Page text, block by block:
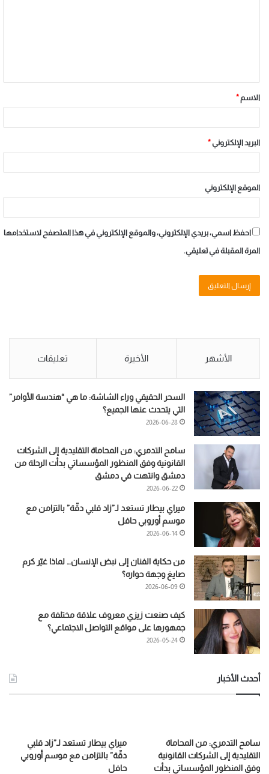
الاسم*
البريد الإلكتروني *
الموقع الإلكتروني
احفظ اسمي، بريدي الإلكتروني، والموقع الإلكتروني في هذا المتصفح لاستخدامها
المرة المقبلة في تعليقي.
الأشهر الأخيرة تعليقات
السحر الحقيقي وراء الشاشة: ما هي “هندسة الأوامر”
التي يتحدث عنها الجميع؟
2026-06-28
سامح التدمري: من المحاماة التقليدية إلى الشركات
القانونية وفق المنظور المؤسساتي بدأت الرحلة من
دمشق وانتهت في دمشق
2026-06-22
ميراي بيطار تستعد لـ”زاد قلبي دقّة” بالتزامن مع
موسم أوروبي حافل
2026-06-14
من حكاية الفنان إلى نبض الإنسان… لماذا غيّر كرم
صايغ وجهة حواره؟
2026-06-09
كيف صنعت زيزي معروف علاقة مختلفة مع
جمهورها على مواقع التواصل الاجتماعي؟
2026-05-24
أحدث الأخبار
سامح التدمري: من المحاماة
التقليدية إلى الشركات القانونية
وفق المنظور المؤسساتي بدأت
ميراي بيطار تستعد لـ”زاد قلبي
دقّة” بالتزامن مع موسم أوروبي
حافل